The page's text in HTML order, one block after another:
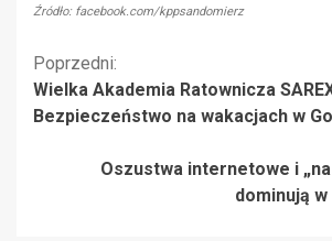
Źródło: facebook.com/kppsandomierz
Kontynuuj
czytanie
Poprzedni:
Wielka Akademia Ratownicza
Bezpieczeństwo na wakacjach w
Oszustwa internetowe i
dominują